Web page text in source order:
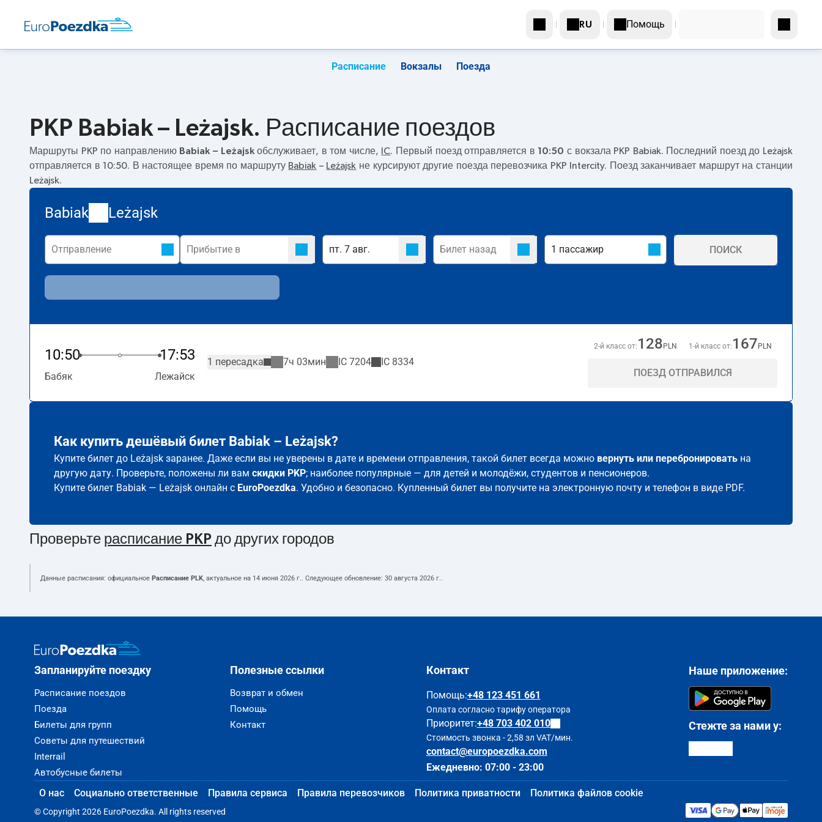
RU Помощь
Расписание Вокзалы Поезда
PKP Babiak – Leżajsk. Расписание поездов
Маршруты PKP по направлению Babiak – Leżajskобслуживает, в том числе, IC. Первый поезд отправляется в 10:50 с вокзала PKP Babiak. Последний поезд до Leżajsk
отправляется в 10:50. В настоящее время по маршруту Babiak – Leżajsk не курсируют другие поезда перевозчика PKP Intercity. Поезд заканчивает маршрут на станции
Leżajsk.
Babiak Leżajsk
ПОИСК
10:50 17:53
Бабяк Лежайск
1 пересадка 7ч 03мин IC 7204 IC 8334
2-й класс от: 128 PLN 1-й класс от: 167 PLN
ПОЕЗД ОТПРАВИЛСЯ
Как купить дешёвый билет Babiak – Leżajsk?
Купите билет до Leżajsk заранее. Даже если вы не уверены в дате и времени отправления, такой билет всегда можно вернуть или перебронировать на
другую дату. Проверьте, положены ли вам скидки PKP; наиболее популярные — для детей и молодёжи, студентов и пенсионеров.
Купите билет Babiak — Leżajsk онлайн с EuroPoezdka. Удобно и безопасно. Купленный билет вы получите на электронную почту и телефон в виде PDF.
Проверьте расписание PKP до других городов
Данные расписания: официальное Расписание PLK, актуальное на 14 июня 2026 г.. Следующее обновление: 30 августа 2026 г..
Запланируйте поездку
Расписание поездов
Поезда
Билеты для групп
Советы для путешествий
Interrail
Автобусные билеты
Полезные ссылки
Возврат и обмен
Помощь
Контакт
Контакт
Помощь:+48 123 451 661
Оплата согласно тарифу оператора
Приоритет:+48 703 402 010
Стоимость звонка - 2,58 зл VAT/мин.
contact@europoezdka.com
Ежедневно: 07:00 - 23:00
Наше приложение:
Стежте за нами у:
О нас Социально ответственные Правила сервиса Правила перевозчиков Политика приватности Политика файлов cookie
© Copyright 2026 EuroPoezdka. All rights reserved